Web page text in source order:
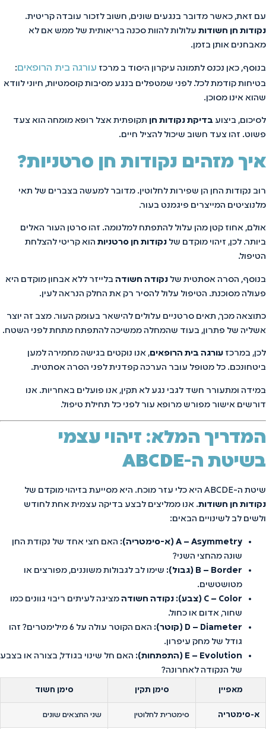
עם זאת, כאשר מדובר בנגעים שונים, חשוב לזכור עובדה קריטית.
נקודות חן חשודות עלולות להוות סכנה בריאותית של ממש אם לא
מאבחנים אותן בזמן.
בנוסף, כאן נכנס לתמונה עיקרון היסוד ב מרכז עורגה בית הרופאים:
בטיחות קודמת לכל. לפני שמטפלים בנגע מסיבות קוסמטיות, חיוני לוודא
שהוא אינו מסוכן.
לסיכום, ביצוע בדיקת נקודות חן תקופתית אצל רופא מומחה הוא צעד
פשוט. זהו צעד חשוב שיכול להציל חיים.
איך מזהים נקודות חן סרטניות?
רוב נקודות החן הן שפירות לחלוטין. מדובר למעשה בצברים של תאי
מלנוציטים המייצרים פיגמנט בעור.
אולם, אחוז קטן מהן עלול להתפתח למלנומה. זהו סרטן העור האלים
ביותר. לכן, זיהוי מוקדם של נקודות חן סרטניות הוא קריטי להצלחת
הטיפול.
בנוסף, הסרה אסתטית של נקודה חשודה בלייזר ללא אבחון מוקדם היא
פעולה מסוכנת. הטיפול עלול להסיר רק את החלק הנראה לעין.
כתוצאה מכך, תאים סרטניים עלולים להישאר בעומק העור. מצב זה יוצר
אשליה של פתרון, בעוד שהמחלה ממשיכה להתפתח מתחת לפני השטח.
לכן, במרכז עורגה בית הרופאים, אנו נוקטים בגישה מחמירה למען
ביטחונכם. כל מטופל עובר הערכה קפדנית לפני הסרה אסתטית.
במידה ומתעורר חשד לגבי נגע לא תקין, אנו פועלים באחריות. אנו
דורשים אישור מפורש מרופא עור לפני כל תחילת טיפול.
המדריך המלא: זיהוי עצמי
בשיטת ה-ABCDE
שיטת ה-ABCDE היא כלי עזר מוכח. היא מסייעת בזיהוי מוקדם של
נקודות חן חשודות. אנו ממליצים לבצע בדיקה עצמית אחת לחודש
ולשים לב לשינויים הבאים:
A – Asymmetry (א-סימטריה):
האם חצי אחד של נקודת החן
שונה מהחצי השני?
B – Border (גבול):
שימו לב לגבולות משוננים, מפורצים או
מטושטשים.
C – Color (צבע):
נקודה חשודהמציגה לעיתים ריבוי גוונים כמו
שחור, אדום או כחול.
D – Diameter (קוטר):
האם הקוטר עולה על 6 מילימטרים? זהו
גודל של מחק עיפרון.
E – Evolution (התפתחות):
האם חל שינוי בגודל, בצורה או בצבע
של הנקודה לאחרונה?
מאפיין סימן תקין סימן חשוד
א-סימטריה סימטרית לחלוטין שני החצאים שונים